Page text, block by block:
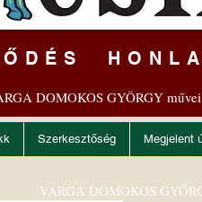
DOMOKOS GYÖRGY művei
Szerkesztőség Megjelent
VARGA DOMOKOS